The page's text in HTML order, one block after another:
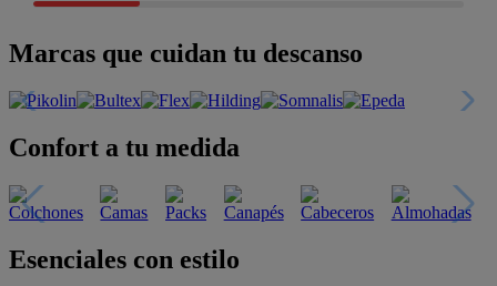
Marcas que cuidan tu descanso
Confort a tu medida
Esenciales con estilo